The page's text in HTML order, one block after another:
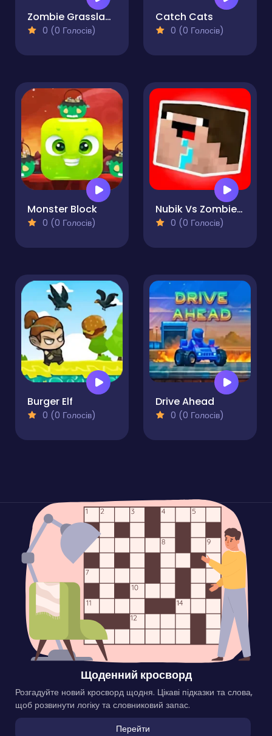
Zombie Grassland
0 (0 Голосів)
Catch Cats
0 (0 Голосів)
Monster Block
0 (0 Голосів)
Nubik Vs Zombies Arena
0 (0 Голосів)
Burger Elf
0 (0 Голосів)
Drive Ahead
0 (0 Голосів)
Щоденний кросворд
Розгадуйте новий кросворд щодня. Цікаві підказки та слова,
щоб розвинути логіку та словниковий запас.
Перейти